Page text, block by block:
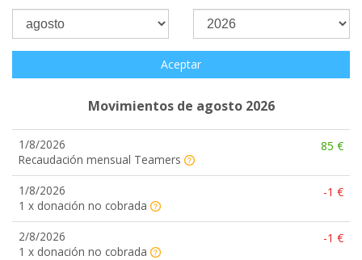
Aceptar
Movimientos de agosto 2026
1/8/2026
Recaudación mensual Teamers
85 €
1/8/2026
1 x donación no cobrada
-1 €
2/8/2026
1 x donación no cobrada
-1 €